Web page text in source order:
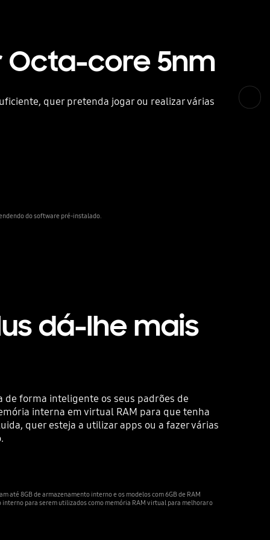
core 5nm
quer pretenda jogar ou realizar várias
do software pré-instalado.
dá-lhe mais
de forma inteligente os seus padrões de
interna em virtual RAM para que tenha
quer esteja a utilizar apps ou a fazer várias
até 8GB de armazenamento interno e os modelos com 6GB de RAM
para serem utilizados como memória RAM virtual para melhorar o